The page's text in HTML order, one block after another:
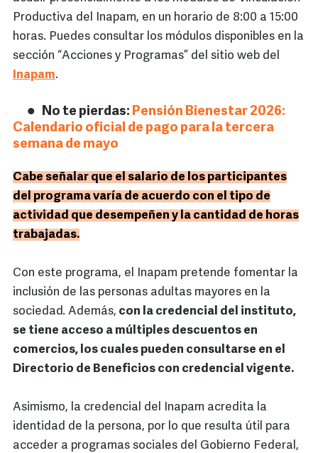
Productiva del Inapam, en un horario de 8:00 a 15:00
horas. Puedes consultar los módulos disponibles en la
sección “Acciones y Programas” del sitio web del
Inapam.
No te pierdas: Pensión Bienestar 2026:
Calendario oficial de pago para la tercera
semana de mayo
Cabe señalar que el salario de los participantes
del programa varía de acuerdo con el tipo de
actividad que desempeñen y la cantidad de horas
trabajadas.
Con este programa, el Inapam pretende fomentar la
inclusión de las personas adultas mayores en la
sociedad. Además, con la credencial del instituto,
se tiene acceso a múltiples descuentos en
comercios, los cuales pueden consultarse en el
Directorio de Beneficios con credencial vigente.
Asimismo, la credencial del Inapam acredita la
identidad de la persona, por lo que resulta útil para
acceder a programas sociales del Gobierno Federal,